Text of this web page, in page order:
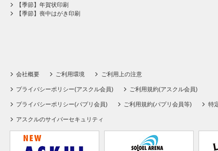
【季節】年賀状印刷
【季節】喪中はがき印刷
会社概要 ご利用環境 ご利用上の注意
プライバシーポリシー(アスクル会員) ご利用規約(アスクル会員)
プライバシーポリシー(パプリ会員) ご利用規約(パプリ会員等) 特
アスクルのサイバーセキュリティ